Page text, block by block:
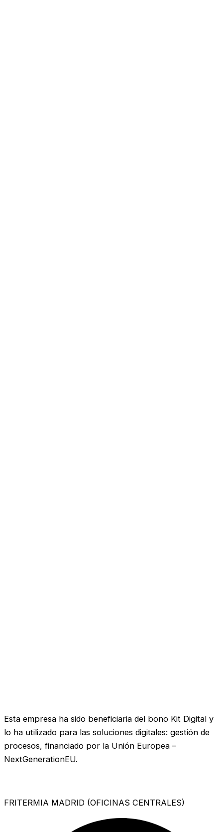
Esta empresa ha sido beneficiaria del bono Kit Digital y
lo ha utilizado para las soluciones digitales: gestión de
procesos, financiado por la Unión Europea –
NextGenerationEU.
FRITERMIA MADRID (OFICINAS CENTRALES)